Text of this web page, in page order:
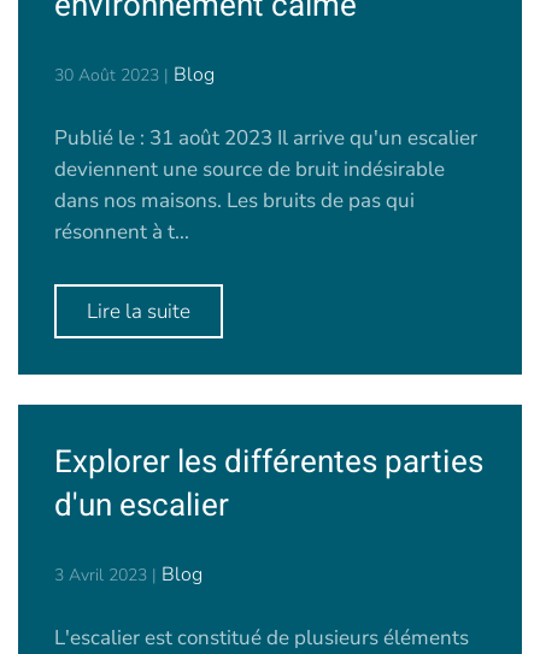
30 Août 2023 | Blog
Publié le : 31 août 2023 Il arrive qu'un escalier
deviennent une source de bruit indésirable
dans nos maisons. Les bruits de pas qui
résonnent à t...
Lire la suite
Explorer les différentes parties
d'un escalier
3 Avril 2023 | Blog
L'escalier est constitué de plusieurs éléments